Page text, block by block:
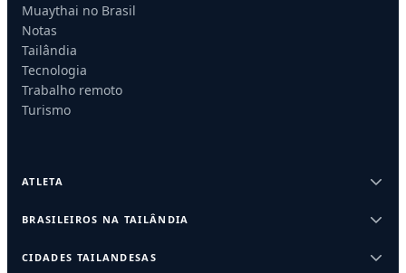
Muaythai no Brasil
Notas
Tailândia
Tecnologia
Trabalho remoto
Turismo
ATLETA
BRASILEIROS NA TAILÂNDIA
CIDADES TAILANDESAS